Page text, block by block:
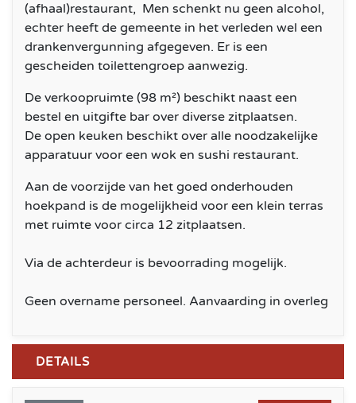
(afhaal)restaurant, Men schenkt nu geen alcohol,
echter heeft de gemeente in het verleden wel een
drankenvergunning afgegeven. Er is een
gescheiden toilettengroep aanwezig.
De verkoopruimte (98 m²) beschikt naast een
bestel en uitgifte bar over diverse zitplaatsen.
De open keuken beschikt over alle noodzakelijke
apparatuur voor een wok en sushi restaurant.
Aan de voorzijde van het goed onderhouden
hoekpand is de mogelijkheid voor een klein terras
met ruimte voor circa 12 zitplaatsen.
Via de achterdeur is bevoorrading mogelijk.
Geen overname personeel. Aanvaarding in overleg
DETAILS